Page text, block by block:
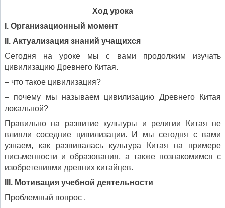
Ход урока
I. Организационный момент
ІІ. Актуализация знаний учащихся
Сегодня на уроке мы с вами продолжим изучать
цивилизацию Древнего Китая.
– что такое цивилизация?
– почему мы называем цивилизацию Древнего Китая
локальной?
Правильно на развитие культуры и религии Китая не
влияли соседние цивилизации. И мы сегодня с вами
узнаем, как развивалась культура Китая на примере
письменности и образования, а также познакомимся с
изобретениями древних китайцев.
III. Мотивация учебной деятельности
Проблемный вопрос .